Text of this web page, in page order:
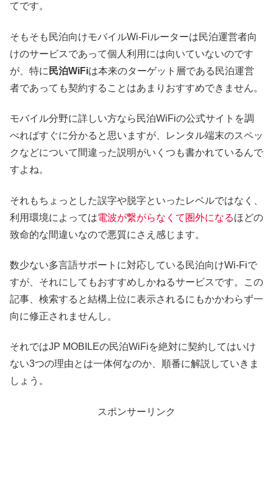
てです。
そもそも民泊向けモバイルWi-Fiルーターは民泊運営者向
けのサービスであって個人利用には向いていないのです
が、特に 民泊WiFiは本来のターゲット層である民泊運営
者であっても契約することはあまりおすすめできません。
モバイル分野に詳しい方なら民泊WiFiの公式サイトを調
べればすぐに分かると思いますが、レンタル端末のスペッ
クなどについて間違った説明がいくつも書かれているんで
すよね。
それもちょっとした誤字や脱字といったレベルではなく、
利用環境によっては電波が繋がらなくて圏外になるほどの
致命的な間違いなので悪質にさえ感じます。
数少ない多言語サポートに対応している民泊向けWi-Fiで
すが、それにしてもおすすめしかねるサービスです。この
記事、検索すると結構上位に表示されるにもかかわらず一
向に修正されませんし。
それではJP MOBILEの民泊WiFiを絶対に契約してはいけ
ない3つの理由とは一体何なのか、順番に解説していきま
しょう。
スポンサーリンク